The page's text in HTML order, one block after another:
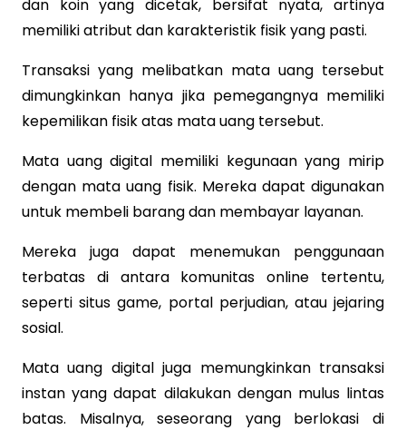
dan koin yang dicetak, bersifat nyata, artinya
memiliki atribut dan karakteristik fisik yang pasti.
Transaksi yang melibatkan mata uang tersebut
dimungkinkan hanya jika pemegangnya memiliki
kepemilikan fisik atas mata uang tersebut.
Mata uang digital memiliki kegunaan yang mirip
dengan mata uang fisik. Mereka dapat digunakan
untuk membeli barang dan membayar layanan.
Mereka juga dapat menemukan penggunaan
terbatas di antara komunitas online tertentu,
seperti situs game, portal perjudian, atau jejaring
sosial.
Mata uang digital juga memungkinkan transaksi
instan yang dapat dilakukan dengan mulus lintas
batas. Misalnya, seseorang yang berlokasi di